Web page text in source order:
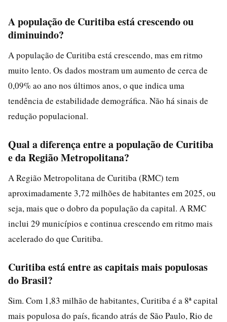
A população de Curitiba está crescendo ou
diminuindo?
A população de Curitiba está crescendo, mas em ritmo
muito lento. Os dados mostram um aumento de cerca de
0,09% ao ano nos últimos anos, o que indica uma
tendência de estabilidade demográfica. Não há sinais de
redução populacional.
Qual a diferença entre a população de Curitiba
e da Região Metropolitana?
A Região Metropolitana de Curitiba (RMC) tem
aproximadamente 3,72 milhões de habitantes em 2025, ou
seja, mais que o dobro da população da capital. A RMC
inclui 29 municípios e continua crescendo em ritmo mais
acelerado do que Curitiba.
Curitiba está entre as capitais mais populosas
do Brasil?
Sim. Com 1,83 milhão de habitantes, Curitiba é a 8ª capital
mais populosa do país, ficando atrás de São Paulo, Rio de